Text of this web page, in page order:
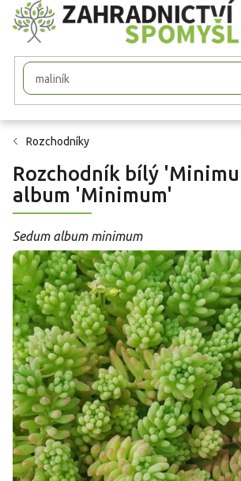
Přejít
na
obsah
Rozchodníky
Rozchodník bílý
album 'Minimum'
Sedum album minimum